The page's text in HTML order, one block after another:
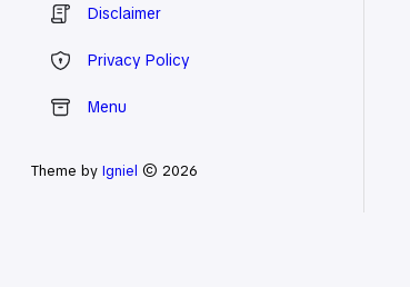
Disclaimer
Privacy Policy
Menu
Theme by Igniel © 2026